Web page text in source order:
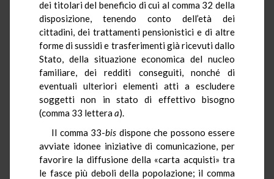
dei titolari del beneficio di cui al comma 32 della
disposizione, tenendo conto dell’età dei
cittadini, dei trattamenti pensionistici e di altre
forme di sussidi e trasferimenti già ricevuti dallo
Stato, della situazione economica del nucleo
familiare, dei redditi conseguiti, nonché di
eventuali ulteriori elementi atti a escludere
soggetti non in stato di effettivo bisogno
(comma 33 letteraa).
Il comma 33-bis dispone che possono essere
avviate idonee iniziative di comunicazione, per
favorire la diffusione della «carta acquisti» tra
le fasce più deboli della popolazione; il comma